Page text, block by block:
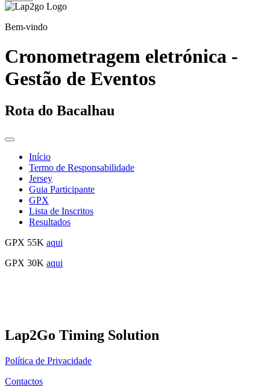
Bem-vindo
Cronometragem eletrónica -
Gestão de Eventos
Rota do Bacalhau
Início
Termo de Responsabilidade
Jersey
Guia Participante
GPX
Lista de Inscritos
Resultados
GPX 55K aqui
GPX 30K aqui
Lap2Go Timing Solution
Política de Privacidade
Contactos